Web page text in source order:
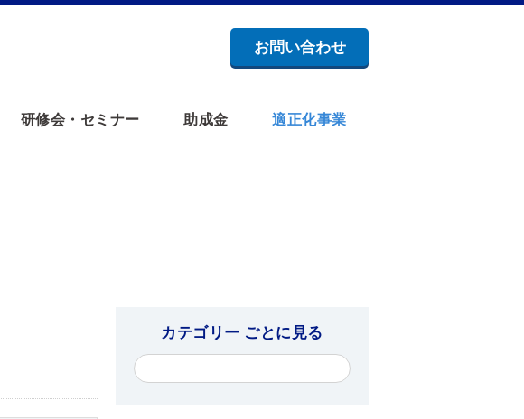
お問い合わせ
研修会・セミナー 助成金 適正化事業
カテゴリー ごとに見る